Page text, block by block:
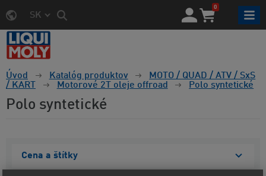
SK
0
Úvod Katalóg produktov
MOTO / QUAD / ATV / SxS
/ KART
Motorové 2T oleje offroad Polo syntetické
Polo syntetické
Cena a štítky